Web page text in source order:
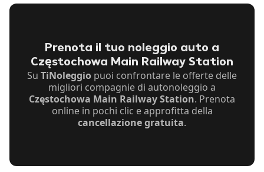
Prenota il tuo noleggio auto a
Częstochowa Main Railway Station
Su TiNoleggio puoi confrontare le offerte delle
migliori compagnie di autonoleggio a
Częstochowa Main Railway Station. Prenota
online in pochi clic e approfitta della
cancellazione gratuita.